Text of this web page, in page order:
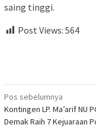
saing tinggi.
Post Views: 564
Navigasi
pos
Pos sebelumnya
Kontingen LP. Ma’arif NU
Demak Raih 7 Kejuaraan